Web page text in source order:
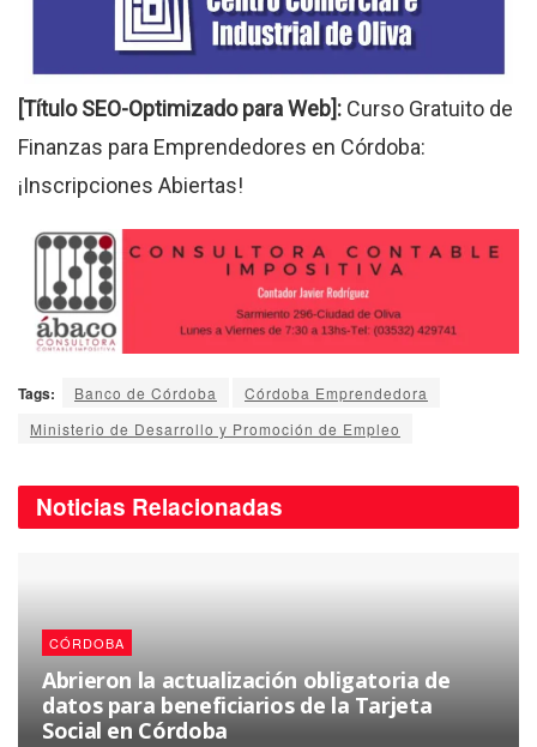
[Título SEO-Optimizado para Web]: Curso Gratuito de
Finanzas para Emprendedores en Córdoba:
¡Inscripciones Abiertas!
Tags: Banco de Córdoba
Córdoba Emprendedora
Ministerio de Desarrollo y Promoción de Empleo
Noticias Relacionadas
CÓRDOBA
Abrieron la actualización obligatoria de
datos para beneficiarios de la Tarjeta
Social en Córdoba